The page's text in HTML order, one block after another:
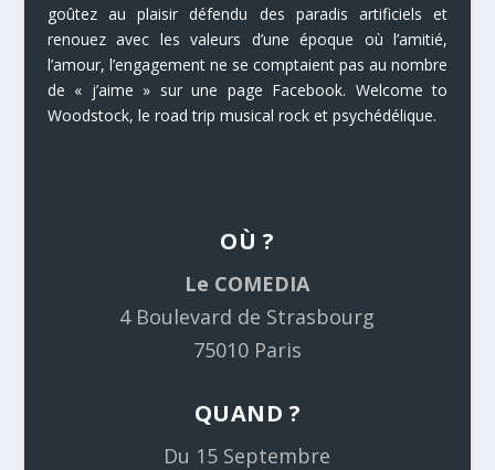
goûtez au plaisir défendu des paradis artificiels et
renouez avec les valeurs d’une époque où l’amitié,
l’amour, l’engagement ne se comptaient pas au nombre
de « j’aime » sur une page Facebook. Welcome to
Woodstock, le road trip musical rock et psychédélique.
OÙ ?
Le COMEDIA
4 Boulevard de Strasbourg
75010 Paris
QUAND ?
Du 15 Septembre